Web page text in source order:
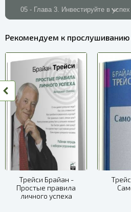
05 - Глава 3. Инвестируйте в успех
08 - Глава 6. Рекламируйте и
09 - Глава 7. Получите нужные вам
10 - Глава 8. Думайте и богатейте
11 - Глава 9. Учитесь у лучших
12 - Глава 10. Будьте лидером в
Рекомендуем к прослушиванию
Трейси Брайан -
Простые правила
личного успеха